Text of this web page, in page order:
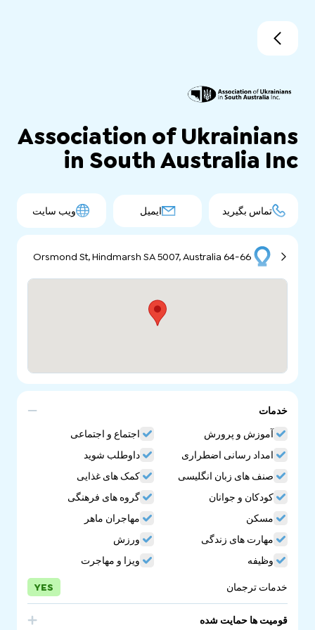
Association of Ukrainians
in South Australia Inc
تماس بگیرید ایمیل ویب سایت
64-66 Orsmond St, Hindmarsh SA 5007, Australia
خدمات
آموزش و پرورش
اجتماع و اجتماعی
امداد رسانی اضطراری
داوطلب شوید
صنف های زبان انگلیسی
کمک های غذایی
کودکان و جوانان
گروه های فرهنگی
مسکن
مهاجران ماهر
مهارت های زندگی
ورزش
وظیفه
ویزا و مهاجرت
خدمات ترجمان YES
قومیت ها حمایت شده